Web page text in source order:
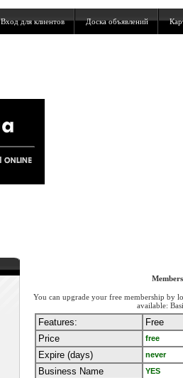
Вход для клиентов Доска объявлений
You can upgrade your free membership by
available:
Features:
Free
Price
free
Expire (days) never
Business Name YES